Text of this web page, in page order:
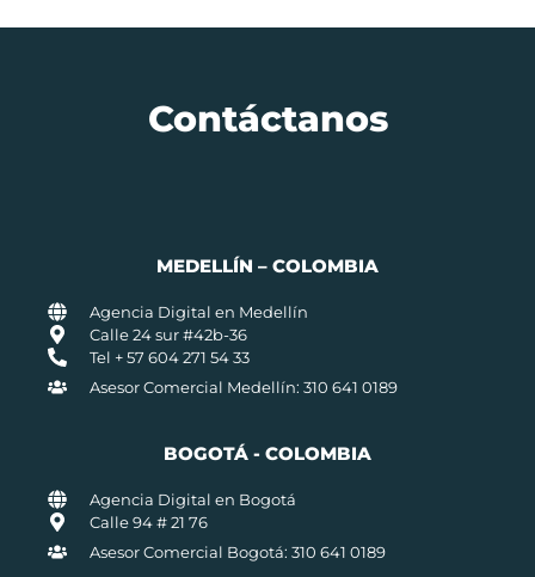
Contáctanos
MEDELLÍN – COLOMBIA
Agencia Digital en Medellín
Calle 24 sur #42b-36
Tel + 57 604 271 54 33
Asesor Comercial Medellín: 310 641 0189
BOGOTÁ - COLOMBIA
Agencia Digital en Bogotá
Calle 94 # 21 76
Asesor Comercial Bogotá: 310 641 0189